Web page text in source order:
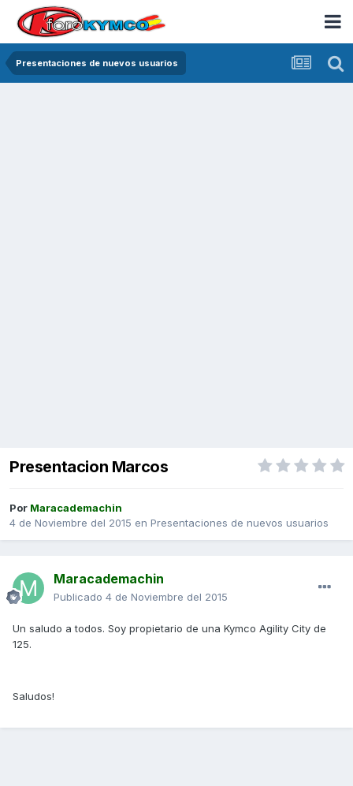
Presentaciones de nuevos usuarios
Presentacion Marcos
Por Maracademachin
4 de Noviembre del 2015 en Presentaciones de nuevos usuarios
Maracademachin
Publicado 4 de Noviembre del 2015
Un saludo a todos. Soy propietario de una Kymco Agility City de
125.
Saludos!